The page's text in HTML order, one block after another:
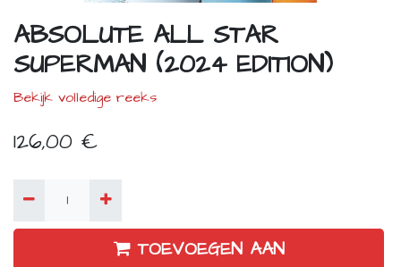
ABSOLUTE ALL STAR
SUPERMAN (2024 EDITION)
Bekijk volledige reeks
126,00 €
TOEVOEGEN AAN